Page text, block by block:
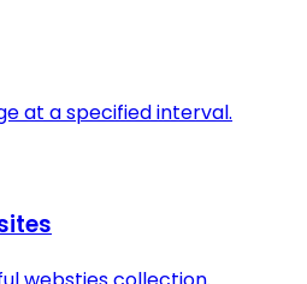
at a specified interval.